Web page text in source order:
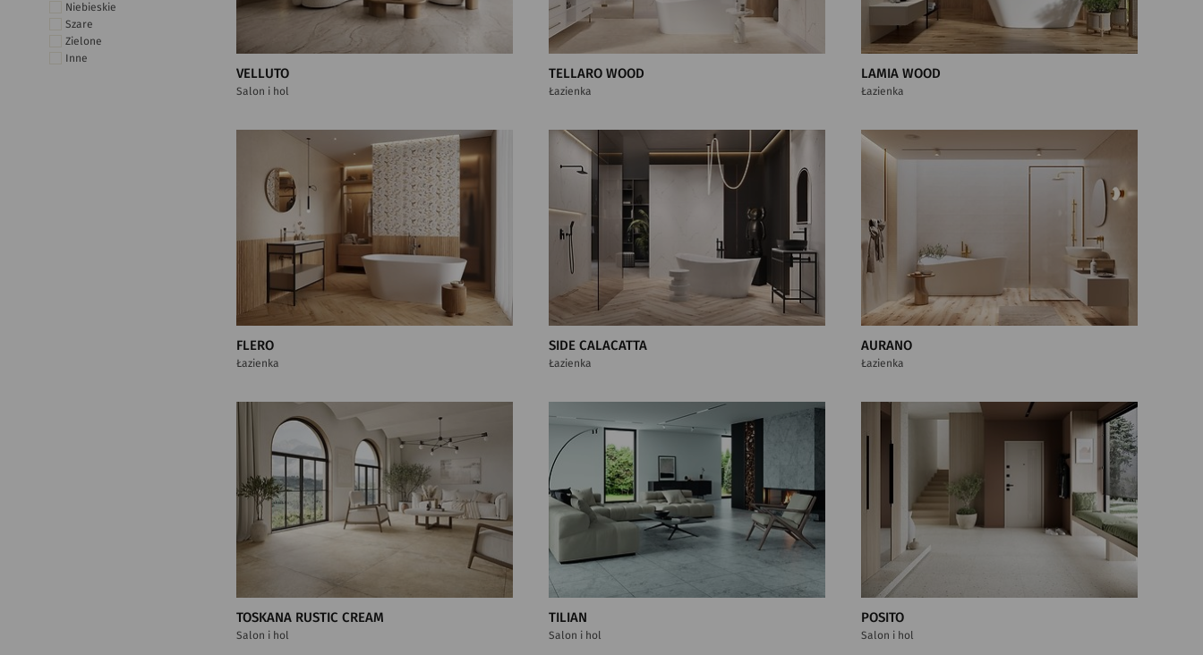
Niebieskie
Szare
Zielone
Inne
VELLUTO
Salon i hol
TELLARO WOOD
Łazienka
LAMIA WOOD
Łazienka
FLERO
Łazienka
SIDE CALACATTA
Łazienka
AURANO
Łazienka
TOSKANA RUSTIC CREAM
Salon i hol
TILIAN
Salon i hol
POSITO
Salon i hol